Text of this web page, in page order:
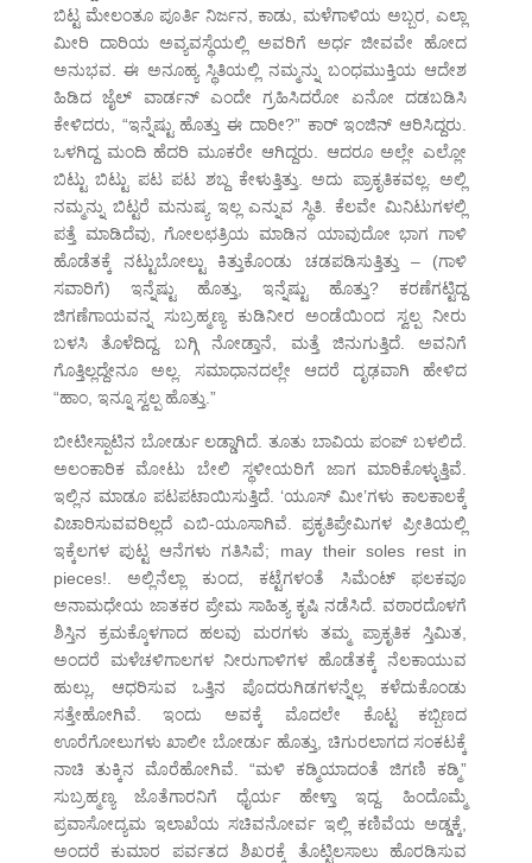
ಬಿಟ್ಟ ಮೇಲಂತೂ ಪೂರ್ತಿ ನಿರ್ಜನ, ಕಾಡು, ಮಳೆಗಾಳಿಯ ಅಬ್ಬರ, ಎಲ್ಲಾ
ಮೀರಿ ದಾರಿಯ ಅವ್ಯವಸ್ಥೆಯಲ್ಲಿ ಅವರಿಗೆ ಅರ್ಧ ಜೀವವೇ ಹೋದ
ಅನುಭವ. ಈ ಅನೂಹ್ಯ ಸ್ಥಿತಿಯಲ್ಲಿ ನಮ್ಮನ್ನು ಬಂಧಮುಕ್ತಿಯ ಆದೇಶ
ಹಿಡಿದ ಜೈಲ್ ವಾರ್ಡನ್ ಎಂದೇ ಗ್ರಹಿಸಿದರೋ ಏನೋ ದಡಬಡಿಸಿ
ಕೇಳಿದರು, “ಇನ್ನೆಷ್ಟು ಹೊತ್ತು ಈ ದಾರೀ?” ಕಾರ್ ಇಂಜಿನ್ ಆರಿಸಿದ್ದರು.
ಒಳಗಿದ್ದ ಮಂದಿ ಹೆದರಿ ಮೂಕರೇ ಆಗಿದ್ದರು. ಆದರೂ ಅಲ್ಲೇ ಎಲ್ಲೋ
ಬಿಟ್ಟು ಬಿಟ್ಟು ಪಟ ಪಟ ಶಬ್ದ ಕೇಳುತ್ತಿತ್ತು. ಅದು ಪ್ರಾಕೃತಿಕವಲ್ಲ. ಅಲ್ಲಿ
ನಮ್ಮನ್ನು ಬಿಟ್ಟರೆ ಮನುಷ್ಯ ಇಲ್ಲ ಎನ್ನುವ ಸ್ಥಿತಿ. ಕೆಲವೇ ಮಿನಿಟುಗಳಲ್ಲಿ
ಪತ್ತೆ ಮಾಡಿದೆವು, ಗೋಲಛತ್ರಿಯ ಮಾಡಿನ ಯಾವುದೋ ಭಾಗ ಗಾಳಿ
ಹೊಡೆತಕ್ಕೆ ನಟ್ಟುಬೋಲ್ಟು ಕಿತ್ತುಕೊಂಡು ಚಡಪಡಿಸುತ್ತಿತ್ತು – (ಗಾಳಿ
ಸವಾರಿಗೆ) ಇನ್ನೆಷ್ಟು ಹೊತ್ತು, ಇನ್ನೆಷ್ಟು ಹೊತ್ತು? ಕರಣೆಗಟ್ಟಿದ್ದ
ಜಿಗಣೆಗಾಯವನ್ನ ಸುಬ್ರಹ್ಮಣ್ಯ ಕುಡಿನೀರ ಅಂಡೆಯಿಂದ ಸ್ವಲ್ಪ ನೀರು
ಬಳಸಿ ತೊಳೆದಿದ್ದ. ಬಗ್ಗಿ ನೋಡ್ತಾನೆ, ಮತ್ತೆ ಜಿನುಗುತ್ತಿದೆ. ಅವನಿಗೆ
ಗೊತ್ತಿಲ್ಲದ್ದೇನೂ ಅಲ್ಲ. ಸಮಾಧಾನದಲ್ಲೇ ಆದರೆ ದೃಢವಾಗಿ ಹೇಳಿದ
“ಹಾಂ, ಇನ್ನೂ ಸ್ವಲ್ಪ ಹೊತ್ತು.”
ಬೀಟೀಸ್ಪಾಟಿನ ಬೋರ್ಡು ಲಡ್ಡಾಗಿದೆ. ತೂತು ಬಾವಿಯ ಪಂಪ್ ಬಳಲಿದೆ.
ಅಲಂಕಾರಿಕ ಮೋಟು ಬೇಲಿ ಸ್ಥಳೀಯರಿಗೆ ಜಾಗ ಮಾರಿಕೊಳ್ಳುತ್ತಿವೆ.
ಇಲ್ಲಿನ ಮಾಡೂ ಪಟಪಟಾಯಿಸುತ್ತಿದೆ. ‘ಯೂಸ್ ಮೀ’ಗಳು ಕಾಲಕಾಲಕ್ಕೆ
ವಿಚಾರಿಸುವವರಿಲ್ಲದೆ ಎಬಿ-ಯೂಸಾಗಿವೆ. ಪ್ರಕೃತಿಪ್ರೇಮಿಗಳ ಪ್ರೀತಿಯಲ್ಲಿ
ಇಕ್ಕೆಲಗಳ ಪುಟ್ಟ ಆನೆಗಳು ಗತಿಸಿವೆ; may their soles rest in
pieces!. ಅಲ್ಲಿನೆಲ್ಲಾ ಕುಂದ, ಕಟ್ಟೆಗಳಂತೆ ಸಿಮೆಂಟ್ ಫಲಕವೂ
ಅನಾಮಧೇಯ ಜಾತಕರ ಪ್ರೇಮ ಸಾಹಿತ್ಯ ಕೃಷಿ ನಡೆಸಿದೆ. ವಠಾರದೊಳಗೆ
ಶಿಸ್ತಿನ ಕ್ರಮಕ್ಕೊಳಗಾದ ಹಲವು ಮರಗಳು ತಮ್ಮ ಪ್ರಾಕೃತಿಕ ಸ್ತಿಮಿತ,
ಅಂದರೆ ಮಳೆಚಳಿಗಾಲಗಳ ನೀರುಗಾಳಿಗಳ ಹೊಡೆತಕ್ಕೆ ನೆಲಕಾಯುವ
ಹುಲ್ಲು, ಆಧರಿಸುವ ಒತ್ತಿನ ಪೊದರುಗಿಡಗಳನ್ನೆಲ್ಲ ಕಳೆದುಕೊಂಡು
ಸತ್ತೇಹೋಗಿವೆ. ಇಂದು ಅವಕ್ಕೆ ಮೊದಲೇ ಕೊಟ್ಟ ಕಬ್ಬಿಣದ
ಊರೆಗೋಲುಗಳು ಖಾಲೀ ಬೋರ್ಡು ಹೊತ್ತು, ಚಿಗುರಲಾಗದ ಸಂಕಟಕ್ಕೆ
ನಾಚಿ ತುಕ್ಕಿನ ಮೊರೆಹೋಗಿವೆ. “ಮಳಿ ಕಡ್ಮಿಯಾದಂತೆ ಜಿಗಣಿ ಕಡ್ಮಿ”
ಸುಬ್ರಹ್ಮಣ್ಯ ಜೊತೆಗಾರನಿಗೆ ಧೈರ್ಯ ಹೇಳ್ತಾ ಇದ್ದ. ಹಿಂದೊಮ್ಮೆ
ಪ್ರವಾಸೋದ್ಯಮ ಇಲಾಖೆಯ ಸಚಿವನೋರ್ವ ಇಲ್ಲಿ ಕಣಿವೆಯ ಅಡ್ಡಕ್ಕೆ,
ಅಂದರೆ ಕುಮಾರ ಪರ್ವತದ ಶಿಖರಕ್ಕೆ ತೊಟ್ಟಿಲಸಾಲು ಹೊರಡಿಸುವ